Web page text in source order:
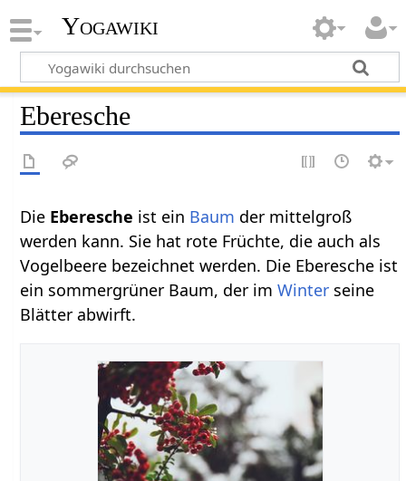
Yogawiki
Eberesche
Die Eberesche ist ein Baum der mittelgroß
werden kann. Sie hat rote Früchte, die auch als
Vogelbeere bezeichnet werden. Die Eberesche ist
ein sommergrüner Baum, der imWinter seine
Blätter abwirft.